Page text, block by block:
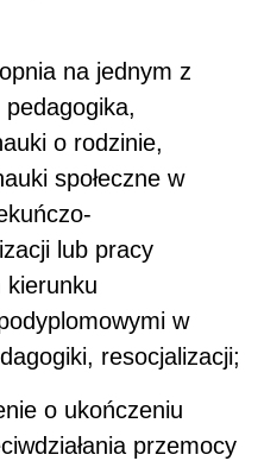
na jednym z
o rodzinie,
społeczne w
lub pracy
kierunku
w
resocjalizacji;
o ukończeniu
przemocy